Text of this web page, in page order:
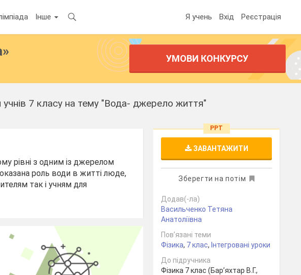
Інше Я учень Вхід Реєстрація
УМОВИ КОНКУРСУ
учнів 7 класу на тему "Вода- джерело життя"
рівні з одним із джерелом
роль води в житті люде,
так і учням для
PPT
ЗАВАНТАЖИТИ
Зберегти на потім
Додав(-ла)
Васильченко Тетяна
Анатоліївна
Пов’язані теми
Фізика, 7 клас, Інтегровані уроки
До підручника
Фізика 7 клас (Бар’яхтар В.Г.,